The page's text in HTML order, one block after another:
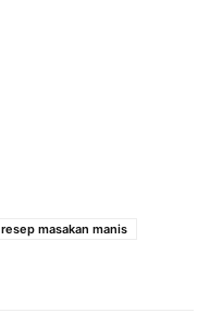
resep masakan manis